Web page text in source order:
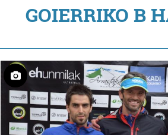
GOIERRIKO B